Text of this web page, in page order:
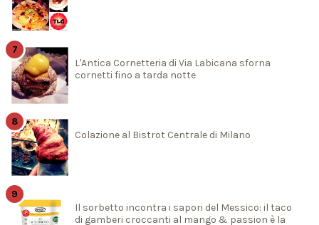
L'Antica Cornetteria di Via Labicana sforna
cornetti fino a tarda notte
Colazione al Bistrot Centrale di Milano
Il sorbetto incontra i sapori del Messico: il taco
di gamberi croccanti al mango & passion è la